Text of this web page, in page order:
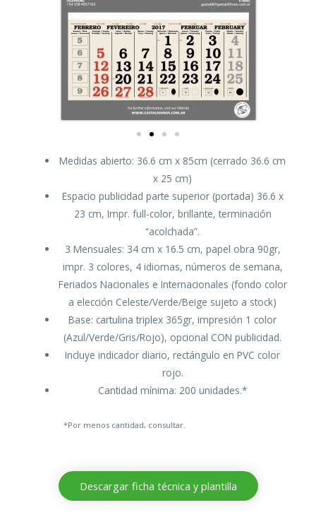
Medidas abierto: 36.6 cm x 85cm (cerrado 36.6 cm
x 25 cm)
Espacio publicidad parte superior (portada) 36.6 x
23 cm, Impr. full-color, brillante, terminación
“acolchada”.
3 Mensuales: 34 cm x 16.5 cm, papel obra 90gr,
impr. 3 colores, 4 idiomas, números de semana,
Feriados Nacionales e Internacionales (fondo color
a elección Celeste/Verde/Beige sujeto a stock)
Base: cartulina triplex 365gr, impresión 1 color
(Azul/Verde/Gris/Rojo), opcional CON publicidad.
Incluye indicador diario, rectángulo en PVC color
rojo.
Cantidad mínima: 200 unidades.*
*Por menos cantidad, consultar.
Descargar ficha técnica y plantilla